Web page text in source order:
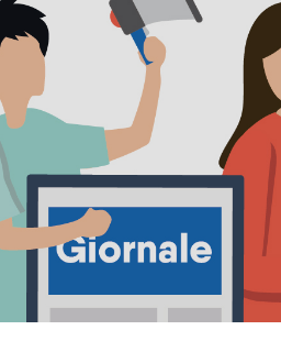
Lucien
Vivo in